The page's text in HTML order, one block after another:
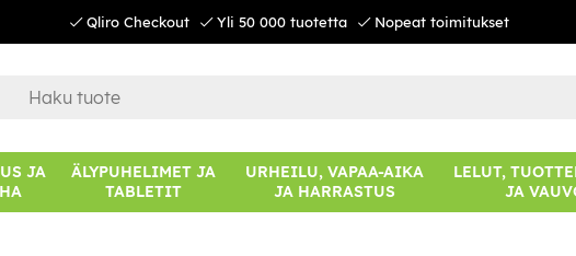
Qliro Checkout Yli 50 000 tuotetta Nopeat toimitukset
JA
ÄLYPUHELIMET JA
TABLETIT
URHEILU, VAPAA-AIKA
JA HARRASTUS
LELUT,
JA